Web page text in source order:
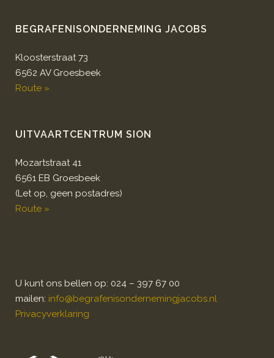
BEGRAFENISONDERNEMING JACOBS
Kloosterstraat 73
6562 AV Groesbeek
Route »
UITVAARTCENTRUM SION
Mozartstraat 41
6561 EB Groesbeek
(Let op, geen postadres)
Route »
U kunt ons bellen op: 024 – 397 67 00
mailen: info@begrafenisondernemingjacobs.nl
Privacyverklaring